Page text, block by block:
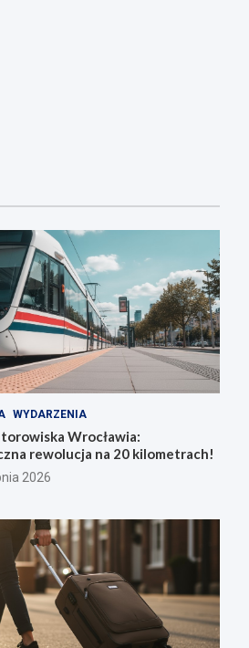
WYDARZENIA
Wrocławia:
rewolucja na 20 kilometrach!
2026